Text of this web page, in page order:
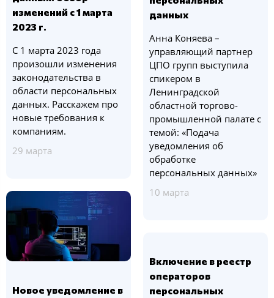
изменений с 1 марта
2023 г.
С 1 марта 2023 года
произошли изменения
законодательства в
области персональных
данных. Расскажем про
новые требования к
компаниям.
29 марта
данных
Анна Коняева –
управляющий партнер
ЦПО групп выступила
спикером в
Ленинградской
областной торгово-
промышленной палате с
темой: «Подача
уведомления об
обработке
персональных данных»
10 марта
Новое уведомление в
Включение в реестр
операторов
персональных